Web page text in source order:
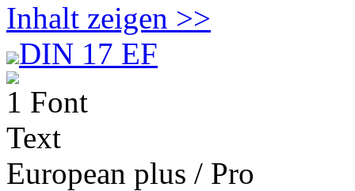
Inhalt zeigen >>
DIN 17 EF
1 Font
Text
European plus / Pro